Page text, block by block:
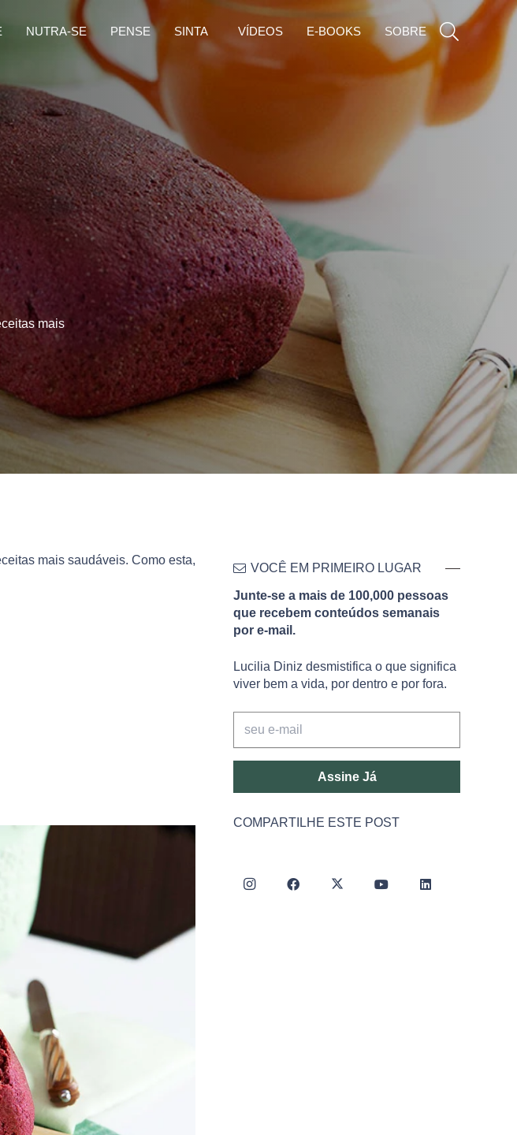
NUTRA-SE PENSE SINTA VÍDEOS E-BOOKS SOBRE
mais
mais saudáveis. Como esta,
VOCÊ EM PRIMEIRO LUGAR
Junte-se a mais de 100,000 pessoas
que recebem conteúdos semanais
por e-mail.
Lucilia Diniz desmistifica o que significa
viver bem a vida, por dentro e por fora.
Assine Já
COMPARTILHE ESTE POST